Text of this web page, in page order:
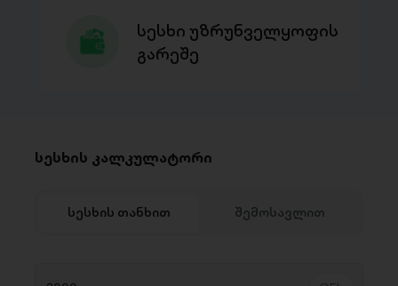
სესხი უზრუნველყოფის
გარეშე
სესხის კალკულატორი
სესხის თანხით შემოსავლით